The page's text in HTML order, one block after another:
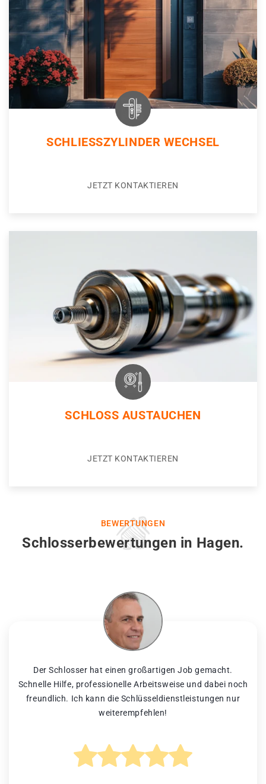
SCHLIESSZYLINDER WECHSEL
JETZT KONTAKTIEREN
SCHLOSS AUSTAUCHEN
JETZT KONTAKTIEREN
BEWERTUNGEN
Schlosserbewertungen in Hagen.
Der Schlosser hat einen großartigen Job gemacht.
Schnelle Hilfe, professionelle Arbeitsweise und dabei noch
freundlich. Ich kann die Schlüsseldienstleistungen nur
weiterempfehlen!